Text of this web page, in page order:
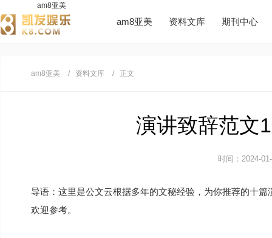
am8亚美
am8亚美 资料文库 期刊中心
am8亚美 资料文库 正文
演讲致辞范文
时间：2024-
导语：这里是公文云根据多年的文秘经验，为你推荐的十
欢迎参考。